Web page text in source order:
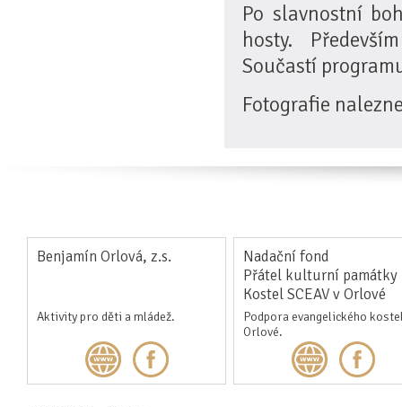
Po slavnostní
hosty.
Součastí
Fotografie
Benjamín Orlová, z.s.
Aktivity pro děti a mládež.
Nadační fond
Přátel kulturní památky
Kostel SCEAV v Orlové
Podpora evangelického
Orlové.